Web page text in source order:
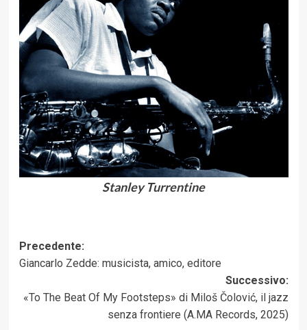
Stanley Turrentine
Navigazione
articolo
Precedente:
Giancarlo Zedde: musicista, amico, editore
Successivo:
«To The Beat Of My Footsteps» di Miloš Čolović, il jazz
senza frontiere (A.MA Records, 2025)